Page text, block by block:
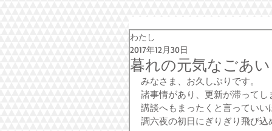
暮れの元気なごあ
わたし
2017年12月30日
みなさま、お久しぶりです。
諸事情があり、更新が滞って
講談へもまったくと言ってい
調六夜の初日にぎりぎり飛び